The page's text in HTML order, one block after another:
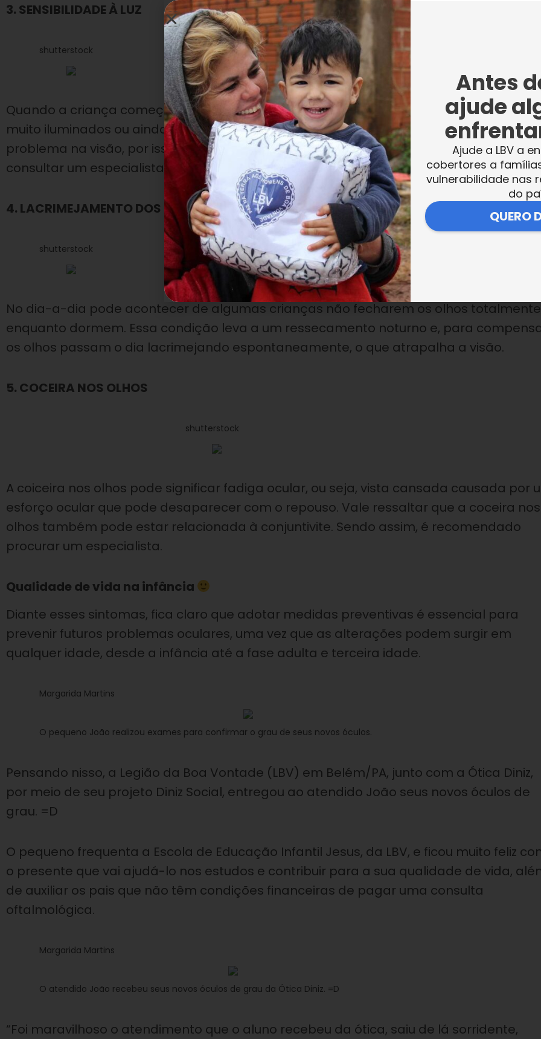
3. SENSIBILIDADE À LUZ
shutterstock
Quando a criança começa a demonstrar um incômodo além do comum em
muito iluminados ou ainda sob a luz solar, isso pode significar o desenvolvimento de
problema na visão, por isso, ao identificar esse comportamento, é recomendável
consultar um especialista.
4. LACRIMEJAMENTO DOS OLHOS
shutterstock
No dia-a-dia pode acontecer de algumas crianças não fecharem os olhos totalmente
enquanto dormem. Essa condição leva a um ressecamento noturno e, para
os olhos passam o dia lacrimejando espontaneamente, o que atrapalha a visão.
5. COCEIRA NOS OLHOS
shutterstock
A coiceira nos olhos pode significar fadiga ocular, ou seja, vista cansada causada por
esforço ocular que pode desaparecer com o repouso. Vale ressaltar que a coceira nos
olhos também pode estar relacionada à conjuntivite. Sendo assim, é recomendado
procurar um especialista.
Qualidade de vida na infância
Diante esses sintomas, fica claro que adotar medidas preventivas é essencial para
prevenir futuros problemas oculares, uma vez que as alterações podem surgir em
qualquer idade, desde a infância até a fase adulta e terceira idade.
Margarida Martins
O pequeno João realizou exames para confirmar o grau de seus novos óculos.
Pensando nisso, a Legião da Boa Vontade (LBV) em Belém/PA, junto com a Ótica Diniz,
por meio de seu projeto Diniz Social, entregou ao atendido João seus novos óculos de
grau. =D
O pequeno frequenta a Escola de Educação Infantil Jesus, da LBV, e ficou muito feliz
o presente que vai ajudá-lo nos estudos e contribuir para a sua qualidade de vida,
de auxiliar os pais que não têm condições financeiras de pagar uma consulta
oftalmológica.
Margarida Martins
O atendido João recebeu seus novos óculos de grau da Ótica Diniz. =D
“Foi maravilhoso o atendimento que o aluno recebeu da ótica, saiu de lá sorridente,
Antes
ajude
Ajude a LBV a
cobertores a
vulnerabilidade nas
do
QUERO